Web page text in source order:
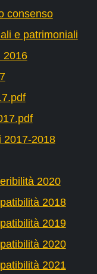
consenso
e patrimoniali
2016
2017-2018
2020
2018
2019
2020
2021